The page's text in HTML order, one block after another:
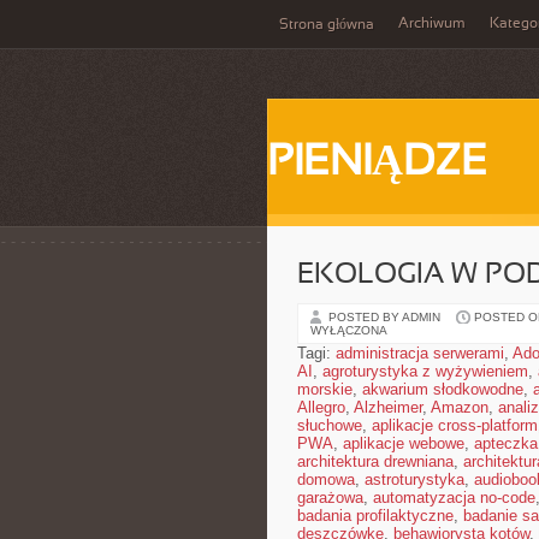
Strona główna Archiwum
PIENIĄDZE
EKOLOGIA W
POSTED BY ADMIN POSTED
WYŁĄCZONA
Tagi: administracja serwerami,
AI , agroturystyka z wyżywieniem,
morskie, akwarium słodkowodne,
Allegro, Alzheimer, Amazon,
słuchowe, aplikacje cross-platform
PWA, aplikacje webowe,
architektura drewniana,
domowa, astroturystyka,
garażowa, automatyzacja no-code,
badania profilaktyczne, badanie
deszczówkę, behawiorysta kotów,